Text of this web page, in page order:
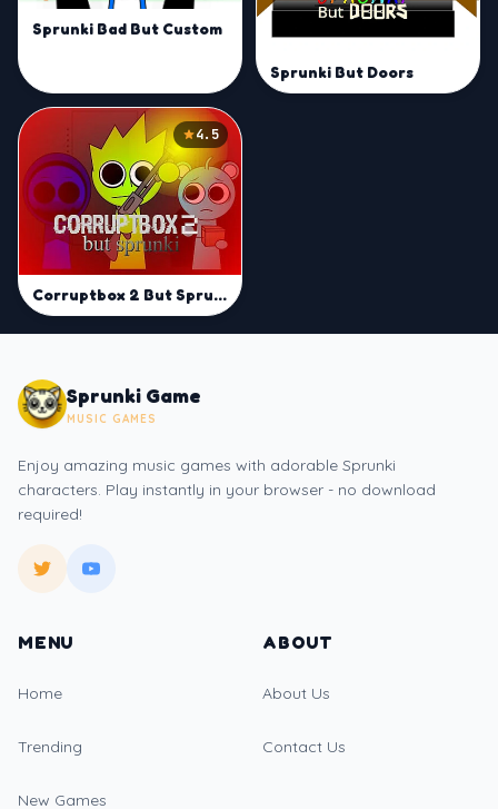
Sprunki Bad But Custom
Sprunki But Doors
4.5
Corruptbox 2 But Sprunki
Sprunki Game
MUSIC GAMES
Enjoy amazing music games with adorable Sprunki
characters. Play instantly in your browser - no download
required!
MENU
Home
Trending
New Games
ABOUT
About Us
Contact Us